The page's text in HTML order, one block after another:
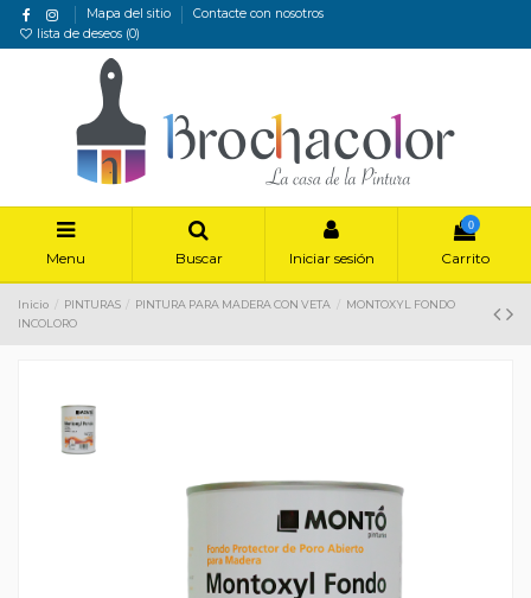
Mapa del sitio
Contacte con nosotros
lista de deseos (0)
Menu Buscar Iniciar sesión
0
Carrito
Inicio PINTURAS PINTURA PARA MADERA CON VETA
MONTOXYL FONDO
INCOLORO